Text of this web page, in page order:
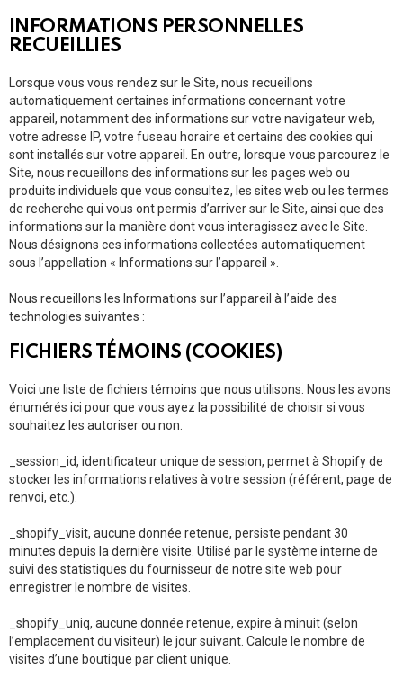
INFORMATIONS PERSONNELLES
RECUEILLIES
Lorsque vous vous rendez sur le Site, nous recueillons
automatiquement certaines informations concernant votre
appareil, notamment des informations sur votre navigateur web,
votre adresse IP, votre fuseau horaire et certains des cookies qui
sont installés sur votre appareil. En outre, lorsque vous parcourez le
Site, nous recueillons des informations sur les pages web ou
produits individuels que vous consultez, les sites web ou les termes
de recherche qui vous ont permis d’arriver sur le Site, ainsi que des
informations sur la manière dont vous interagissez avec le Site.
Nous désignons ces informations collectées automatiquement
sous l’appellation « Informations sur l’appareil ».
Nous recueillons les Informations sur l’appareil à l’aide des
technologies suivantes :
FICHIERS TÉMOINS (COOKIES)
Voici une liste de fichiers témoins que nous utilisons. Nous les avons
énumérés ici pour que vous ayez la possibilité de choisir si vous
souhaitez les autoriser ou non.
_session_id, identificateur unique de session, permet à Shopify de
stocker les informations relatives à votre session (référent, page de
renvoi, etc.).
_shopify_visit, aucune donnée retenue, persiste pendant 30
minutes depuis la dernière visite. Utilisé par le système interne de
suivi des statistiques du fournisseur de notre site web pour
enregistrer le nombre de visites.
_shopify_uniq, aucune donnée retenue, expire à minuit (selon
l’emplacement du visiteur) le jour suivant. Calcule le nombre de
visites d’une boutique par client unique.